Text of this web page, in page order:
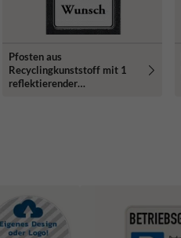
Pfosten aus
Recyclingkunststoff mit 1
reflektierender